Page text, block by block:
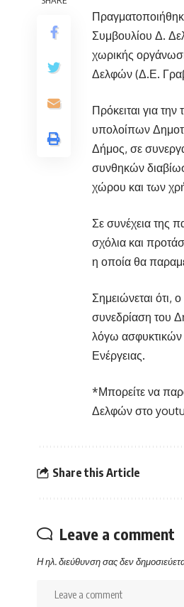
Συμβουλίου Δ.
χωρικής
Δελφών (Δ.Ε.
Πρόκειται για
υπολοίπων
Δήμος, σε
συνθηκών
χώρου και των
Σε συνέχεια της
σχόλια και
η οποία θα
Σημειώνεται
συνεδρίαση του
λόγω ασφυκτικών
Ενέργειας.
*Μπορείτε να
Δελφών στο
Share this Article
Leave a comment
Η ηλ. διεύθυνση σας δεν